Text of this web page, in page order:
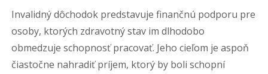
Invalidný dôchodok predstavuje finančnú podporu pre
osoby, ktorých zdravotný stav im dlhodobo
obmedzuje schopnosť pracovať. Jeho cieľom je aspoň
čiastočne nahradiť príjem, ktorý by boli schopní